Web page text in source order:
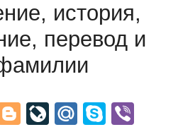
история,
перевод и
T
Bl
Li
M
S